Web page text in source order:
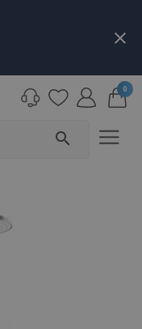
close
search
0